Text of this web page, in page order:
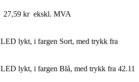
27,59 kr ekskl. MVA